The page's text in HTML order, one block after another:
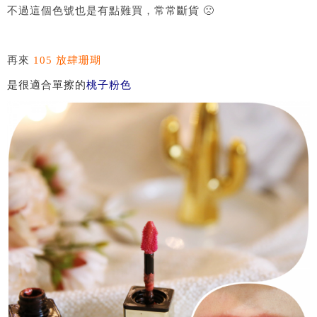
不過這個色號也是有點難買，常常斷貨 🙁
再來 105 放肆珊瑚
是很適合單擦的桃子粉色